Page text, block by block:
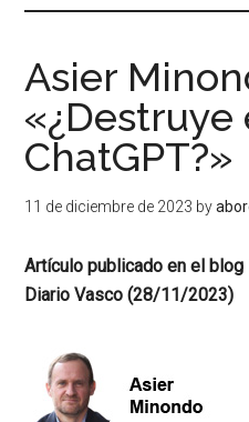
Asier
ChatGPT?»
11 de diciembre de 2023 by
Artículo publicado en el blog
Diario Vasco (28/11/2023)